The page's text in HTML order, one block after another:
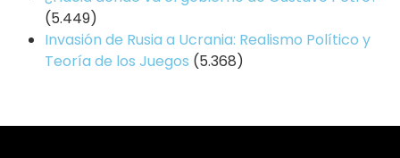
(5.449)
Invasión de Rusia a Ucrania: Realismo Político y
Teoría de los Juegos (5.368)